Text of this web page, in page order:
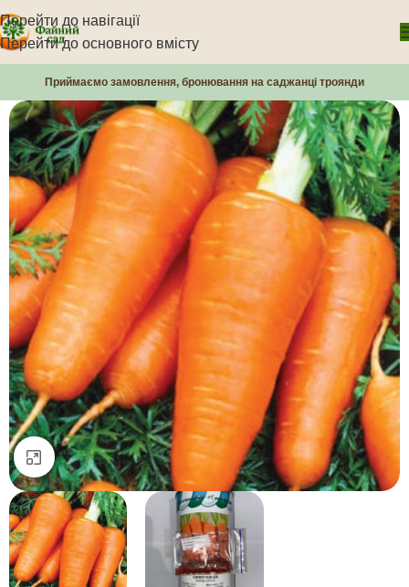
Перейти до навігації
Перейти до основного вмісту
Приймаємо замовлення, бронювання на саджанці троянди
Натисніть, щоб збільшити